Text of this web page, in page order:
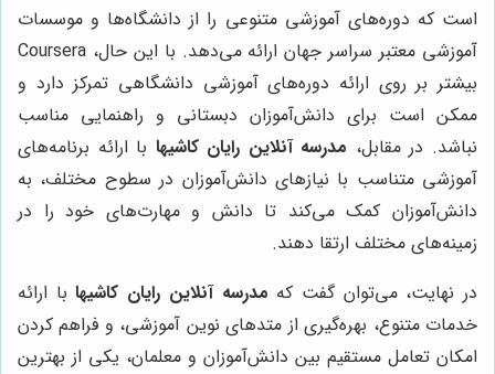
است که دوره‌های آموزشی متنوعی را از دانشگاه‌ها و موسسات
آموزشی معتبر سراسر جهان ارائه می‌دهد. با این حال، Coursera
بیشتر بر روی ارائه دوره‌های آموزشی دانشگاهی تمرکز دارد و
ممکن است برای دانش‌آموزان دبستانی و راهنمایی مناسب
نباشد. در مقابل، مدرسه آنلاین رایان کاشیها با ارائه برنامه‌های
آموزشی متناسب با نیازهای دانش‌آموزان در سطوح مختلف، به
دانش‌آموزان کمک می‌کند تا دانش و مهارت‌های خود را در
زمینه‌های مختلف ارتقا دهند.
در نهایت، می‌توان گفت که مدرسه آنلاین رایان کاشیهابا ارائه
خدمات متنوع، بهره‌گیری از متدهای نوین آموزشی، و فراهم کردن
امکان تعامل مستقیم بین دانش‌آموزان و معلمان، یکی از بهترین